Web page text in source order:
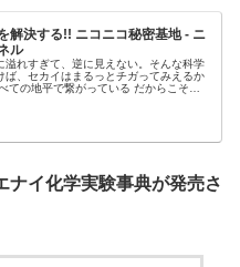
解決する!! ニコニコ秘密基地 - ニ
ル
溢れすぎて、逆に見えない。そんな科学
ば、セカイはまるっとチガってみえるか
ての地平で繋がっている だからこそマ
ナイ化学実験事典が発売さ